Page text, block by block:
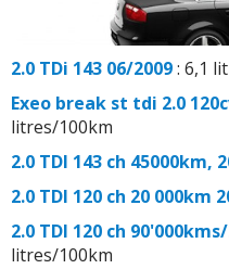
2.0 TDi 143 06/2009: 6,1
Exeo break st tdi 2.0
litres/100km
2.0 TDI 143 ch 45000km,
2.0 TDI 120 ch 20 000km
2.0 TDI 120 ch
litres/100km